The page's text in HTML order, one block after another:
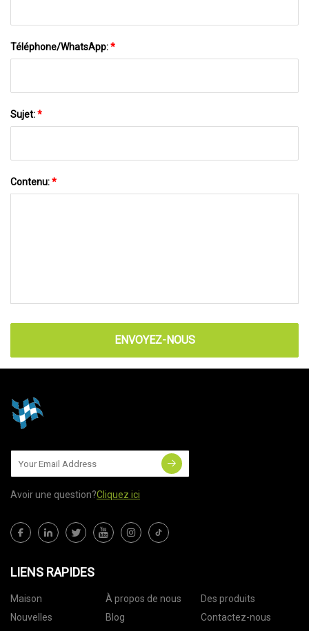
Téléphone/WhatsApp:*
Sujet:*
Contenu:*
ENVOYEZ-NOUS
Avoir une question?Cliquez ici
LIENS RAPIDES
Maison À propos de nous
Des produits
Nouvelles
Blog
Contactez-nous